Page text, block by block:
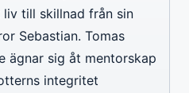
till skillnad från sin
Sebastian. Tomas
ägnar sig åt mentorskap
integritet